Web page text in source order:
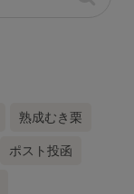
熟成むき栗
ポスト投函